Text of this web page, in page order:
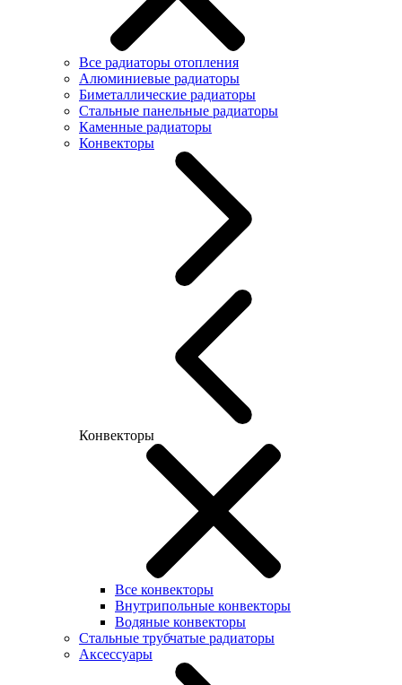
Все радиаторы отопления
Алюминиевые радиаторы
Биметаллические радиаторы
Стальные панельные радиаторы
Каменные радиаторы
Конвекторы
Конвекторы
Все конвекторы
Внутрипольные конвекторы
Водяные конвекторы
Стальные трубчатые радиаторы
Аксессуары